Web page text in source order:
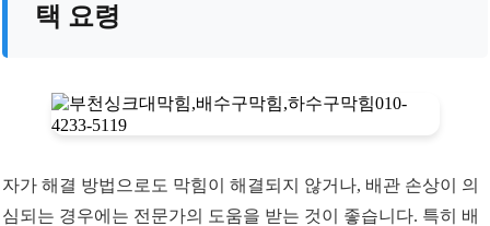
택 요령
자가 해결 방법으로도 막힘이 해결되지 않거나, 배관 손상이 의
심되는 경우에는 전문가의 도움을 받는 것이 좋습니다. 특히 배